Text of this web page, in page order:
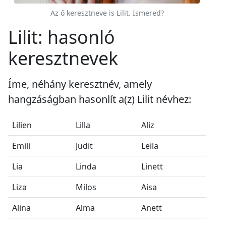
Az ő keresztneve is Lilit. Ismered?
Lilit: hasonló
keresztnevek
Íme, néhány keresztnév, amely
hangzáságban hasonlít a(z) Lilit névhez:
Lilien Lilla
Aliz
Emili
Judit
Leila
Lia
Linda
Linett
Liza
Milos
Aisa
Alina
Alma Anett